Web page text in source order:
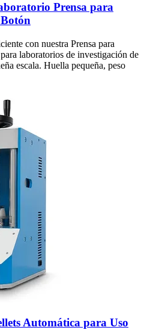
Prensa para
con nuestra Prensa para
laboratorios de investigación de
escala. Huella pequeña, peso
Automática para Uso